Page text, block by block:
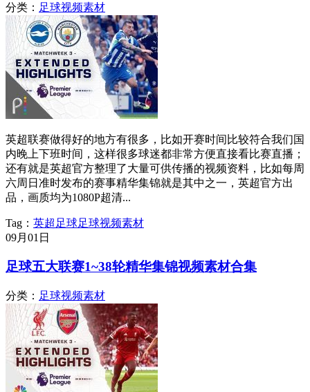
分类： 足球视频素材
英超联赛做得好的地方有很多，比如开赛时间比较符合我们国
内晚上下班时间，这样很多球迷都非常方便直接看比赛直播；
还有就是英超官方整理了大量可供传播的视频资料，比如每周
六周日准时发布的赛事精华集锦就是其中之一，英超官方出
品，画质均为1080P超清...
Tag： 英超 足球足球视频素材
09月 01日
足球五大联赛1~38轮精华集锦视频素材合集
分类： 足球视频素材